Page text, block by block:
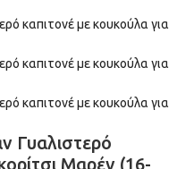
Γυαλιστερό
Μαρέν (16-